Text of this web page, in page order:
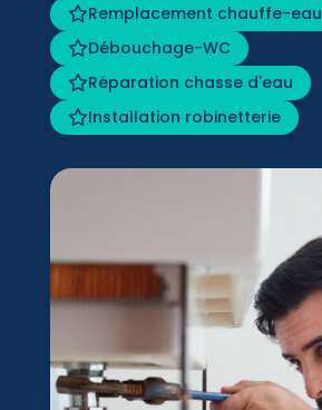
Remplacement chauffe-eau
Débouchage-WC
Réparation chasse d'eau
Installation robinetterie